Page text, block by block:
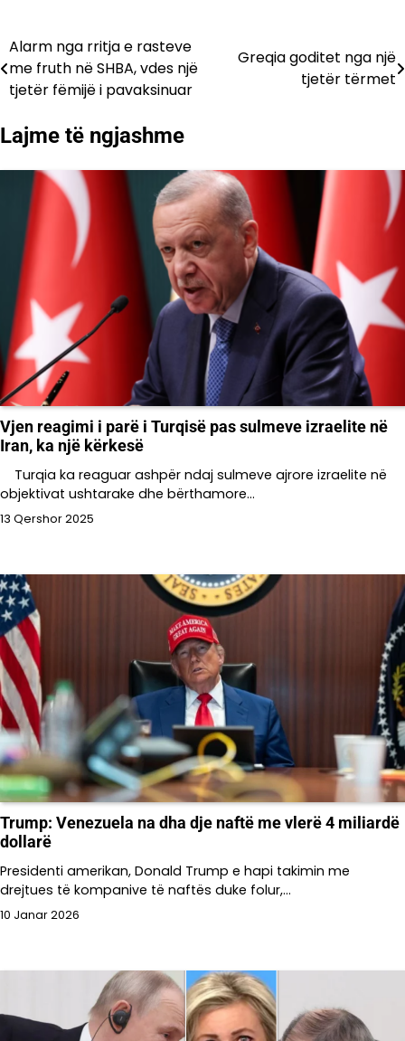
Lëvizje
te
Alarm nga rritja e rasteve
me fruth në SHBA, vdes një
tjetër fëmijë i pavaksinuar
Greqia goditet nga një
tjetër tërmet
Lajme të ngjashme
Vjen reagimi i parë i Turqisë pas sulmeve izraelite në
Iran, ka një kërkesë
Turqia ka reaguar ashpër ndaj sulmeve ajrore izraelite në
objektivat ushtarake dhe bërthamore…
13 Qershor 2025
Trump: Venezuela na dha dje naftë me vlerë 4 miliardë
dollarë
Presidenti amerikan, Donald Trump e hapi takimin me
drejtues të kompanive të naftës duke folur,…
10 Janar 2026